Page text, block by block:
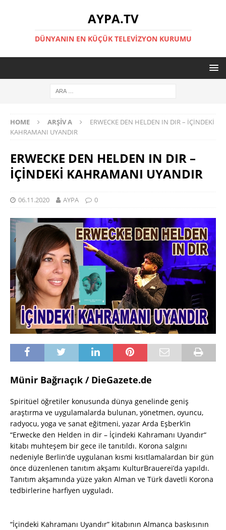
AYPA.TV
DÜNYANIN EN KÜÇÜK TELEVIZYON KURUMU
HOME ARŞIV A
ERWECKE DEN HELDEN IN DIR – İÇİNDEKİ
KAHRAMANI UYANDIR
ERWECKE DEN HELDEN IN DIR –
İÇİNDEKİ KAHRAMANI UYANDIR
06.11.2020 AYPA 0
Münir Bağrıaçık / DieGazete.de
Spiritüel öğretiler konusunda dünya genelinde geniş
araştırma ve uygulamalarda bulunan, yönetmen, oyuncu,
radyocu, yoga ve sanat eğitmeni, yazar Arda Eşberk’in
“Erwecke den Helden in dir – İçindeki Kahramanı Uyandır“
kitabı muhteşem bir gece ile tanıtıldı. Korona salgını
nedeniyle Berlin’de uygulanan kısmi kısıtlamalardan bir gün
önce düzenlenen tanıtım akşamı KulturBrauerei’da yapıldı.
Tanıtım akşamında yüze yakın Alman ve Türk davetli Korona
tedbirlerine harfiyen uyguladı.
“İçindeki Kahramanı Uyandır” kitabının Almanca baskısının